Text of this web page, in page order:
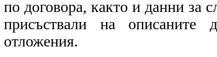
по договора, както и данни за
присъствали на описаните
отложения.